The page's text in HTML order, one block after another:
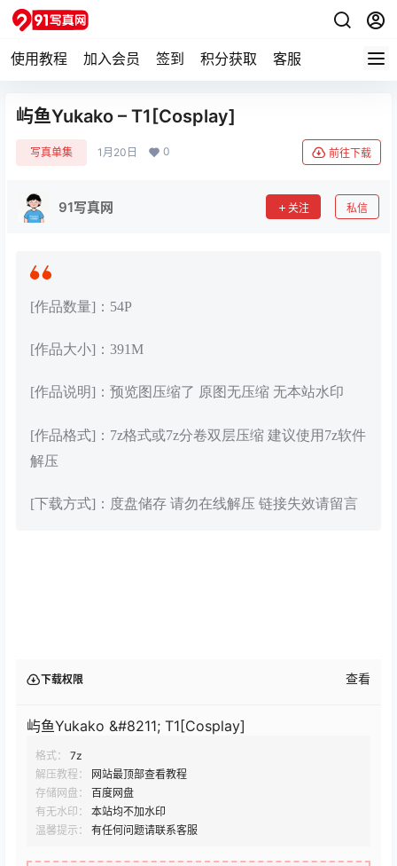
使用教程 加入会员 签到 积分获取 客服
屿鱼Yukako – T1[Cosplay]
写真单集 1月20日 0 前往下载
91写真网 关注 私信
[作品数量]：54P
[作品大小]：391M
[作品说明]：预览图压缩了 原图无压缩 无本站水印
[作品格式]：7z格式或7z分卷双层压缩 建议使用7z软件
解压
[下载方式]：度盘储存 请勿在线解压 链接失效请留言
下载权限 查看
屿鱼Yukako &#8211; T1[Cosplay]
格式：
7z
解压教程：
网站最顶部查看教程
存储网盘：
百度网盘
有无水印：
本站均不加水印
温馨提示：
有任何问题请联系客服